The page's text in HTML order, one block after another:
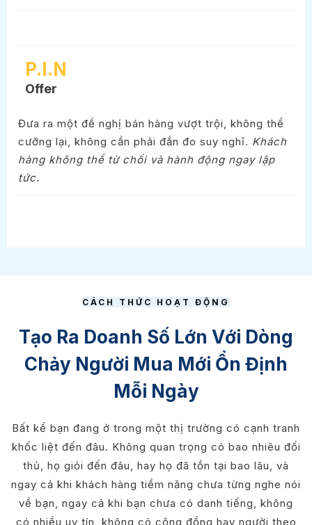
P.I.N
Offer
Đưa ra một đề nghị bán hàng vượt trội, không thể
cưỡng lại, không cần phải đắn đo suy nghĩ. Khách
hàng không thể từ chối và hành động ngay lập
tức.
CÁCH THỨC HOẠT ĐỘNG
Tạo Ra Doanh Số Lớn Với Dòng
Chảy Người Mua Mới Ổn Định
Mỗi Ngày
Bất kể bạn đang ở trong một thị trường có cạnh tranh
khốc liệt đến đâu. Không quan trọng có bao nhiêu đối
thủ, họ giỏi đến đâu, hay họ đã tồn tại bao lâu, và
ngay cả khi khách hàng tiềm năng chưa từng nghe nói
về bạn, ngay cả khi bạn chưa có danh tiếng, không
có nhiều uy tín, không có cộng đồng hay người theo